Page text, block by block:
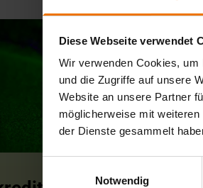
Diese Webseite verwendet
Wir verwenden Cookies,
und die Zugriffe auf unsere
Website an unsere Partner
möglicherweise mit
der Dienste gesammelt
Notwendig